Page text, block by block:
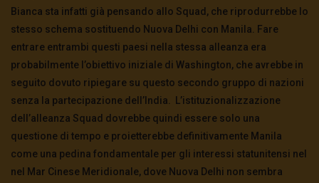
Bianca sta infatti già pensando allo Squad, che riprodurrebbe lo
stesso schema sostituendo Nuova Delhi con Manila. Fare
entrare entrambi questi paesi nella stessa alleanza era
probabilmente l’obiettivo iniziale di Washington, che avrebbe in
seguito dovuto ripiegare su questo secondo gruppo di nazioni
senza la partecipazione dell’India. L’istituzionalizzazione
dell’alleanza Squad dovrebbe quindi essere solo una
questione di tempo e proietterebbe definitivamente Manila
come una pedina fondamentale per gli interessi statunitensi nel
nel Mar Cinese Meridionale, dove Nuova Delhi non sembra